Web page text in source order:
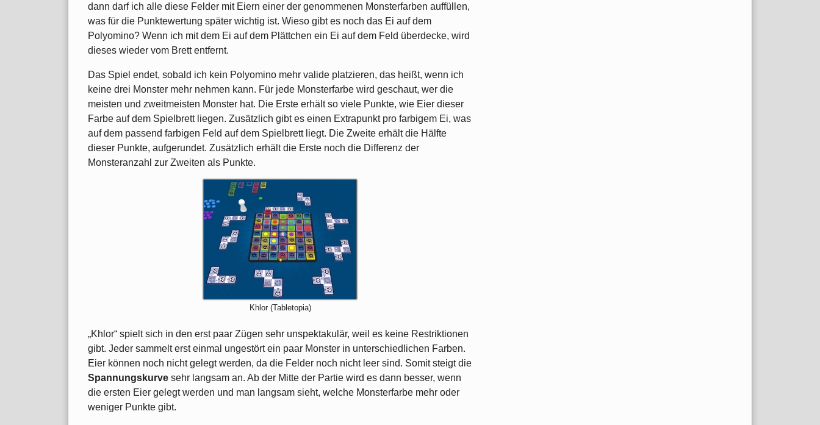
dann darf ich alle diese Felder mit Eiern einer der genommenen Monsterfarben auffüllen,
was für die Punktewertung später wichtig ist. Wieso gibt es noch das Ei auf dem
Polyomino? Wenn ich mit dem Ei auf dem Plättchen ein Ei auf dem Feld überdecke, wird
dieses wieder vom Brett entfernt.
Das Spiel endet, sobald ich kein Polyomino mehr valide platzieren, das heißt, wenn ich
keine drei Monster mehr nehmen kann. Für jede Monsterfarbe wird geschaut, wer die
meisten und zweitmeisten Monster hat. Die Erste erhält so viele Punkte, wie Eier dieser
Farbe auf dem Spielbrett liegen. Zusätzlich gibt es einen Extrapunkt pro farbigem Ei, was
auf dem passend farbigen Feld auf dem Spielbrett liegt. Die Zweite erhält die Hälfte
dieser Punkte, aufgerundet. Zusätzlich erhält die Erste noch die Differenz der
Monsteranzahl zur Zweiten als Punkte.
Khlor (Tabletopia)
„Khlor“ spielt sich in den erst paar Zügen sehr unspektakulär, weil es keine Restriktionen
gibt. Jeder sammelt erst einmal ungestört ein paar Monster in unterschiedlichen Farben.
Eier können noch nicht gelegt werden, da die Felder noch nicht leer sind. Somit steigt die
Spannungskurve sehr langsam an. Ab der Mitte der Partie wird es dann besser, wenn
die ersten Eier gelegt werden und man langsam sieht, welche Monsterfarbe mehr oder
weniger Punkte gibt.